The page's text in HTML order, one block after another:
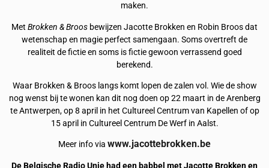
maken.
Met Brokken & Broos bewijzen Jacotte Brokken en Robin Broos dat
wetenschap en magie perfect samengaan. Soms overtreft de
realiteit de fictie en soms is fictie gewoon verrassend goed
berekend.
Waar Brokken & Broos langs komt lopen de zalen vol. Wie de show
nog wenst bij te wonen kan dit nog doen op 22 maart in de Arenberg
te Antwerpen, op 8 april in het Cultureel Centrum van Kapellen of op
15 april in Cultureel Centrum De Werf in Aalst.
Meer info via www.jacottebrokken.be
De Belgische Radio Unie had een babbel met Jacotte Brokken en